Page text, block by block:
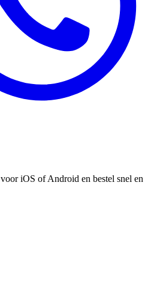
iOS of Android en bestel snel en